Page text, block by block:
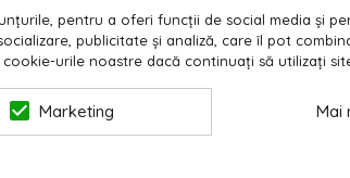
NIKODO | POWERED BY
pentru a oferi funcții de social media și
publicitate și analiză, care îl pot
urile noastre dacă continuați să utilizați
Marketing Mai